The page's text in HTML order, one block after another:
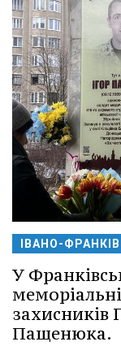
ІВАНО-
У
захисників
Пащенюка.